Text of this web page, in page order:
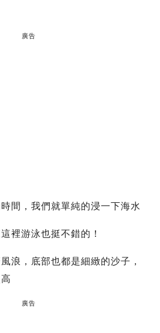
廣告
間，我們就單純的浸一下海水
裡游泳也挺不錯的！
浪，底部也都是細緻的沙子，
廣告